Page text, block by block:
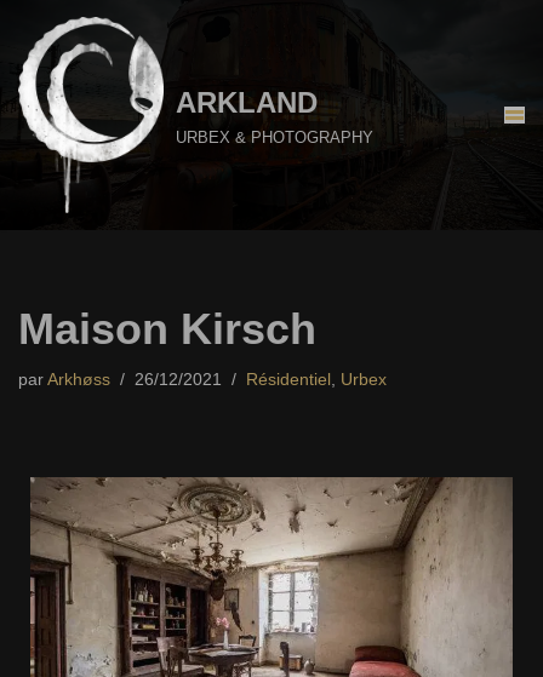
Aller
au
contenu
ARKLAND
URBEX & PHOTOGRAPHY
Maison Kirsch
par Arkhøss 26/12/2021 Résidentiel , Urbex